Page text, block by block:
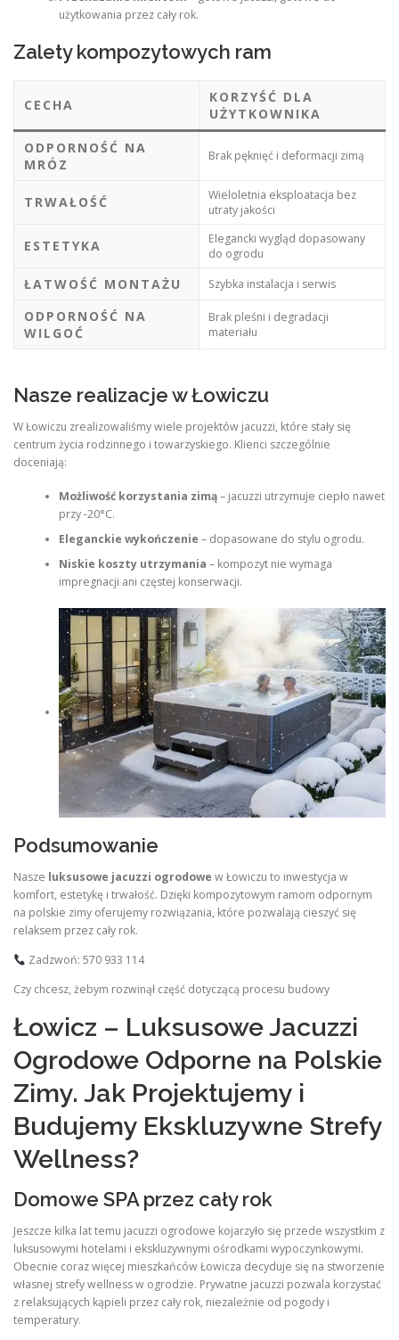
użytkowania przez cały rok.
Zalety kompozytowych ram
CECHA
KORZYŚĆ DLA
UŻYTKOWNIKA
ODPORNOŚĆ NA
MRÓZ
Brak pęknięć i deformacji zimą
TRWAŁOŚĆ
Wieloletnia eksploatacja bez
utraty jakości
ESTETYKA
Elegancki wygląd dopasowany
do ogrodu
ŁATWOŚĆ MONTAŻU Szybka instalacja i serwis
ODPORNOŚĆ NA
WILGOĆ
Brak pleśni i degradacji
materiału
Nasze realizacje w Łowiczu
W Łowiczu zrealizowaliśmy wiele projektów jacuzzi, które stały się
centrum życia rodzinnego i towarzyskiego. Klienci szczególnie
doceniają:
Możliwość korzystania zimą– jacuzzi utrzymuje ciepło nawet
przy -20°C.
Eleganckie wykończenie – dopasowane do stylu ogrodu.
Niskie koszty utrzymania – kompozyt nie wymaga
impregnacji ani częstej konserwacji.
Podsumowanie
Nasze luksusowe jacuzzi ogrodowe w Łowiczu to inwestycja w
komfort, estetykę i trwałość. Dzięki kompozytowym ramom odpornym
na polskie zimy oferujemy rozwiązania, które pozwalają cieszyć się
relaksem przez cały rok.
Zadzwoń: 570 933 114
Czy chcesz, żebym rozwinął część dotyczącą procesu budowy
Łowicz – Luksusowe Jacuzzi
Ogrodowe Odporne na Polskie
Zimy. Jak Projektujemy i
Budujemy Ekskluzywne Strefy
Wellness?
Domowe SPA przez cały rok
Jeszcze kilka lat temu jacuzzi ogrodowe kojarzyło się przede wszystkim z
luksusowymi hotelami i ekskluzywnymi ośrodkami wypoczynkowymi.
Obecnie coraz więcej mieszkańców Łowicza decyduje się na stworzenie
własnej strefy wellness w ogrodzie. Prywatne jacuzzi pozwala korzystać
z relaksujących kąpieli przez cały rok, niezależnie od pogody i
temperatury.